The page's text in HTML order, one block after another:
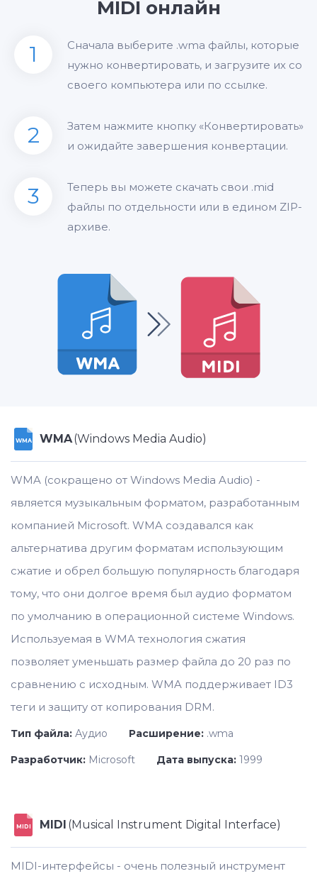
MIDI онлайн
1
Сначала выберите .wma файлы, которые
нужно конвертировать, и загрузите их со
своего компьютера или по ссылке.
2
Затем нажмите кнопку «Конвертировать»
и ожидайте завершения конвертации.
3
Теперь вы можете скачать свои .mid
файлы по отдельности или в едином ZIP-
архиве.
WMA WMA(Windows Media Audio)
WMA (сокращено от Windows Media Audio) -
является музыкальным форматом, разработанным
компанией Microsoft. WMA создавался как
альтернатива другим форматам использующим
сжатие и обрел большую популярность благодаря
тому, что они долгое время был аудио форматом
по умолчанию в операционной системе Windows.
Используемая в WMA технология сжатия
позволяет уменьшать размер файла до 20 раз по
сравнению с исходным. WMA поддерживает ID3
теги и защиту от копирования DRM.
Тип файла: Аудио Расширение: .wma
Разработчик: Microsoft Дата выпуска: 1999
MIDI MIDI (Musical Instrument Digital Interface)
MIDI-интерфейсы - очень полезный инструмент